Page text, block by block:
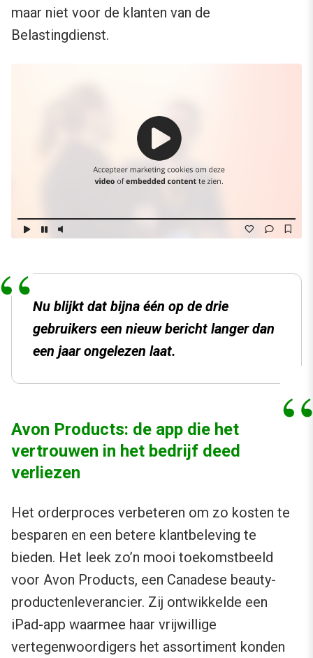
maar niet voor de klanten van de
Belastingdienst.
Nu blijkt dat bijna één op de drie
gebruikers een nieuw bericht langer dan
een jaar ongelezen laat.
Avon Products: de app die het
vertrouwen in het bedrijf deed
verliezen
Het orderproces verbeteren om zo kosten te
besparen en een betere klantbeleving te
bieden. Het leek zo’n mooi toekomstbeeld
voor Avon Products, een Canadese beauty-
productenleverancier. Zij ontwikkelde een
iPad-app waarmee haar vrijwillige
vertegenwoordigers het assortiment konden